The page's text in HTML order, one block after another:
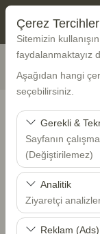
Çerez
Sitemizin
faydalanmaktayız
Aşağıdan hangi
seçebilirsiniz.
Gerekli &
Sayfanın
(Değiştirilemez)
Bu çerezler
oturum yönetimi
dışı bırakılamaz.
Analitik
Ziyaretçi
Bu çerezler,
Reklam (Ads)
Araç Alış Yeri
Trabzon
Farklı yerde